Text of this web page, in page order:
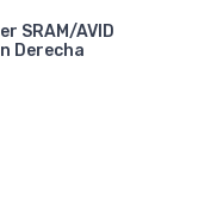
AVID